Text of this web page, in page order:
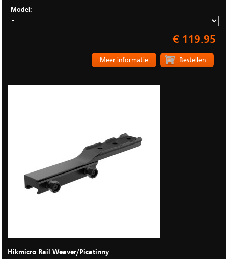
Model:
€ 119.95
Meer informatie
Hikmicro Rail Weaver/Picatinny